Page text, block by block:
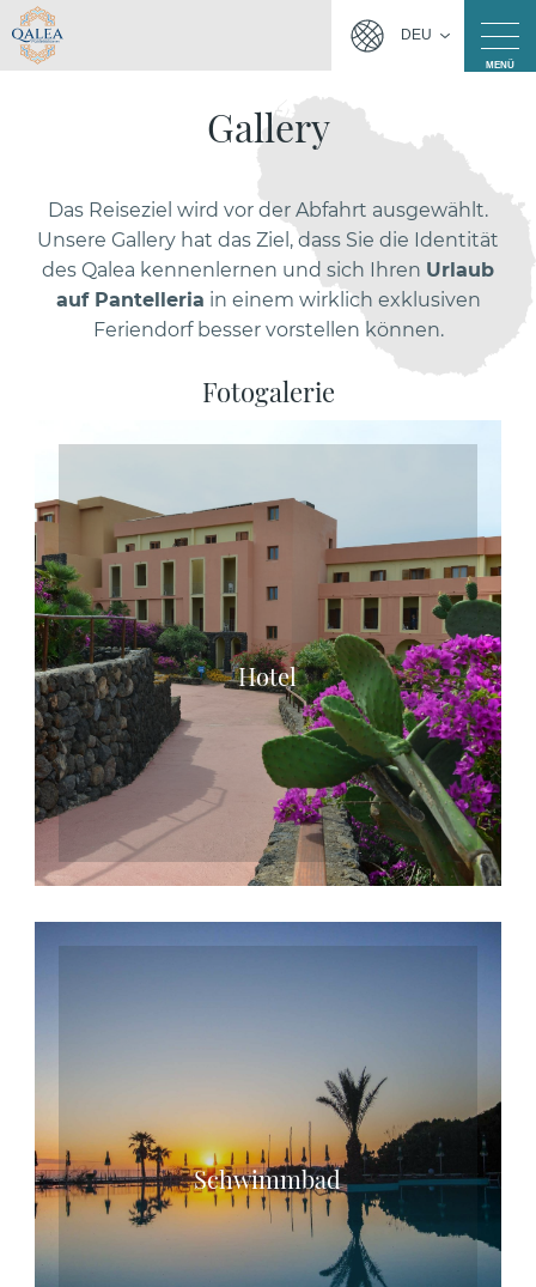
DEU
MENÜ
Gallery
Das Reiseziel wird vor der Abfahrt ausgewählt.
Unsere Gallery hat das Ziel, dass Sie die Identität
des Qalea kennenlernen und sich Ihren Urlaub
auf Pantelleria in einem wirklich exklusiven
Feriendorf besser vorstellen können.
Fotogalerie
Hotel
Schwimmbad